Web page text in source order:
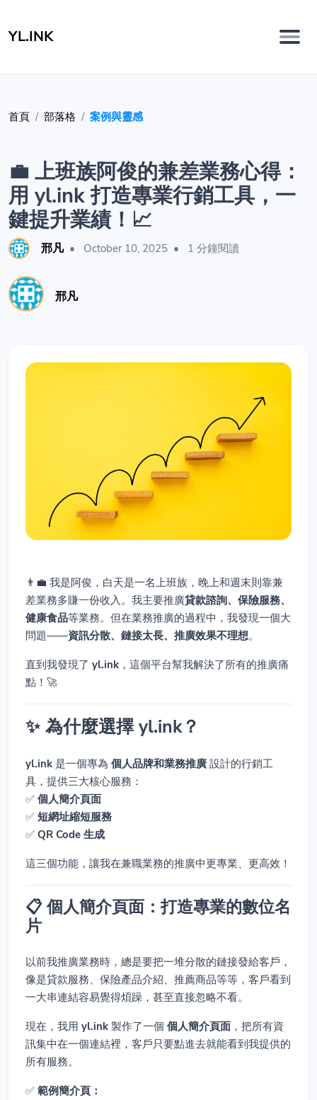
YL.INK
首頁 部落格 案例與靈感
💼 上班族阿俊的兼差業務心得：
用 yl.ink 打造專業行銷工具，一
鍵提升業績！📈
邢凡 • October 10, 2025 • 1 分鐘閱讀
邢凡
👨‍💼 我是阿俊，白天是一名上班族，晚上和週末則靠兼
差業務多賺一份收入。我主要推廣貸款諮詢、保險服務、
健康食品等業務。但在業務推廣的過程中，我發現一個大
問題——資訊分散、鏈接太長、推廣效果不理想。
直到我發現了 yl.ink ，這個平台幫我解決了所有的推廣痛
點！🚀
✨ 為什麼選擇 yl.ink？
yl.ink 是一個專為 個人品牌和業務推廣 設計的行銷工
具，提供三大核心服務：
✅ 個人簡介頁面
✅ 短網址縮短服務
✅ QR Code 生成
這三個功能，讓我在兼職業務的推廣中更專業、更高效！
📋 個人簡介頁面：打造專業的數位名
片
以前我推廣業務時，總是要把一堆分散的鏈接發給客戶，
像是貸款服務、保險產品介紹、推薦商品等等，客戶看到
一大串連結容易覺得煩躁，甚至直接忽略不看。
現在，我用 yl.ink 製作了一個 個人簡介頁面 ，把所有資
訊集中在一個連結裡，客戶只要點進去就能看到我提供的
所有服務。
✅ 範例簡介頁：